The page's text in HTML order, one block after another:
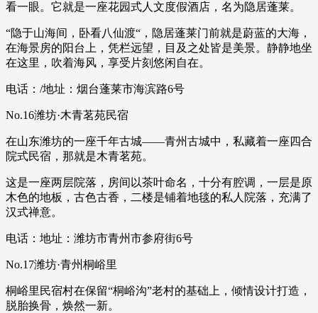
看一眼。它就是一座花园式人文度假酒店，名为隐居蓬莱。
“隐于山海间，卧看八仙渡“，隐居蓬莱门前就是蔚蓝的大海，
在海景房的阳台上，凭栏远望，目及之处皆是美景。静静地坐
在这里，吹着海风，享受片刻悠闲自在。
电话：/地址：烟台蓬莱市海滨路6号
No.16潍坊·木青茗苑民宿
在山东潍坊的一座千年古城——青州古城中，私藏着一座四合
院式民宿，那就是木青茗苑。
这是一座两层院落，房间以茶叶命名，十分有腔调，一层是原
木色的地板，古色古香，二楼是铺着地毯的私人院落，充满了
汉式禅意。
电话：地址：潍坊市青州市参府街6号
No.17潍坊·青州桐峪里
桐峪里民宿村在保留“桐峪沟”老村的基础上，倾情设计打造，
脱胎换骨，焕然一新。